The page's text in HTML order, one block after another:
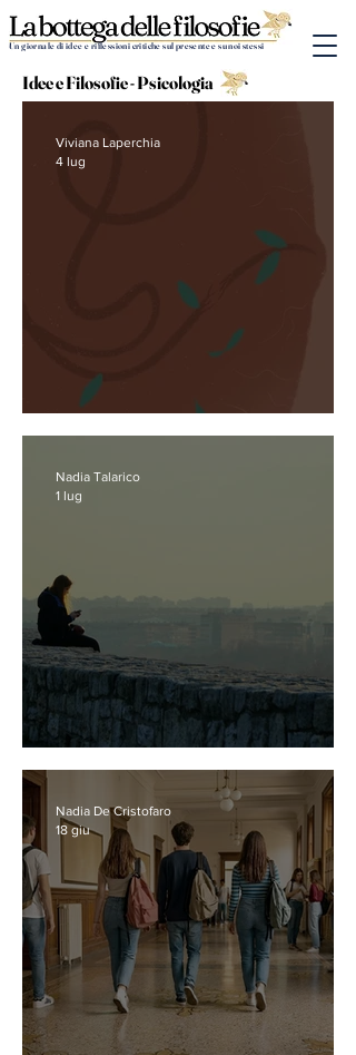
Un giornale di idee e riflessioni critiche sul presente e su noi stessi
Idee e Filosofie - Psicologia
Senza Nome
Viviana Laperchia
4 lug
Chi ci ha rubato la comunità?
Nadia Talarico
1 lug
Nadia De Cristofaro
18 giu